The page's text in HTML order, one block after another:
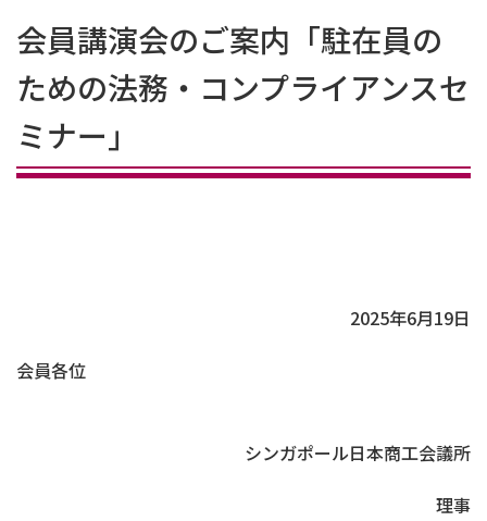
会員講演会のご案内「駐在員の
ための法務・コンプライアンスセ
ミナー」
2025年6月19日
会員各位
シンガポール日本商工会議所
理事